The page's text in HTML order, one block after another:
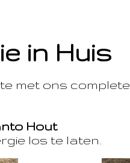
in Huis
met ons complete
Hout
los te laten.